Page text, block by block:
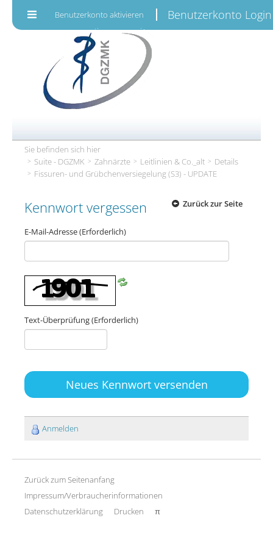
Benutzerkonto aktivieren Benutzerkonto Login
Sie befinden sich hier
Suite - DGZMK
Zahnärzte Leitlinien & Co._alt
Details
Fissuren- und Grübchenversiegelung (S3) - UPDATE
Kennwort vergessen Zurück zur Seite
E-Mail-Adresse(Erforderlich)
Text-Überprüfung(Erforderlich)
Neues Kennwort versenden
Anmelden
Zurück zum Seitenanfang
Impressum/Verbraucherinformationen
Datenschutzerklärung
Drucken π